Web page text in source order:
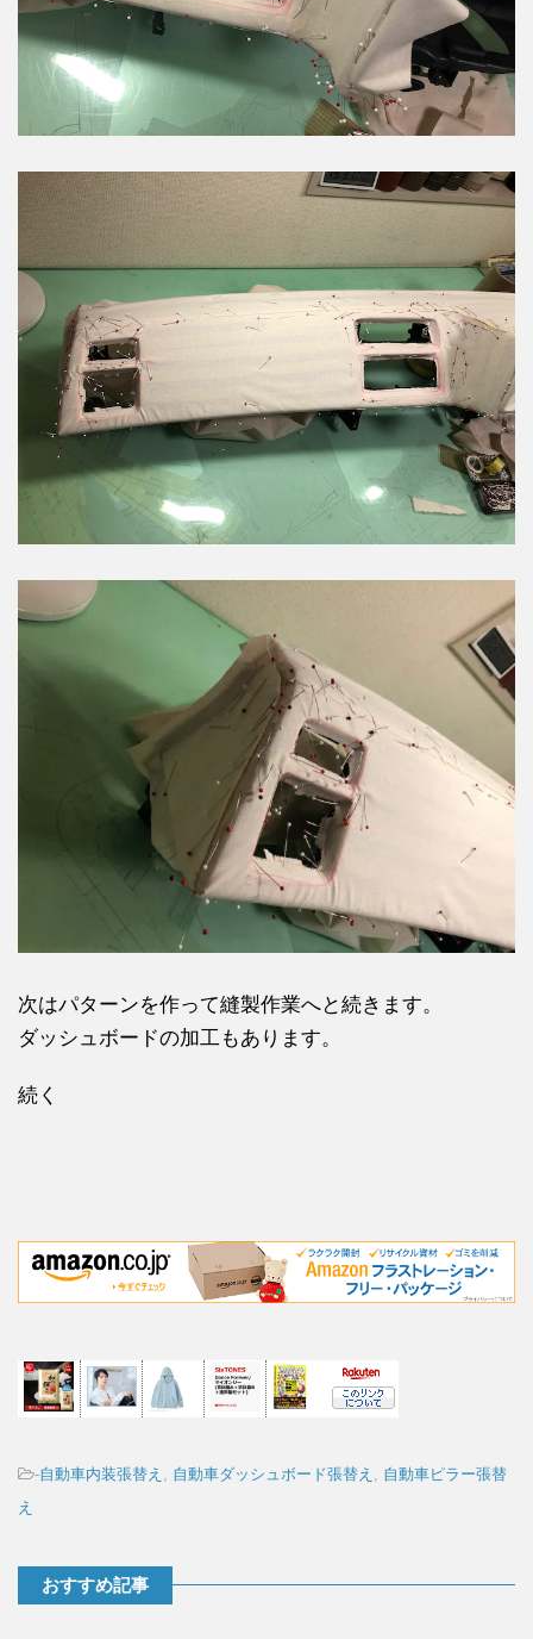
次はパターンを作って縫製作業へと続きます。
ダッシュボードの加工もあります。
続く
-自動車内装張替え 自動車ダッシュボード張替え
自動車ピラー張替
え
おすすめ記事